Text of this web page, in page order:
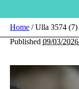
Home /Ulla 3574 (7)
Published 09/03/2026